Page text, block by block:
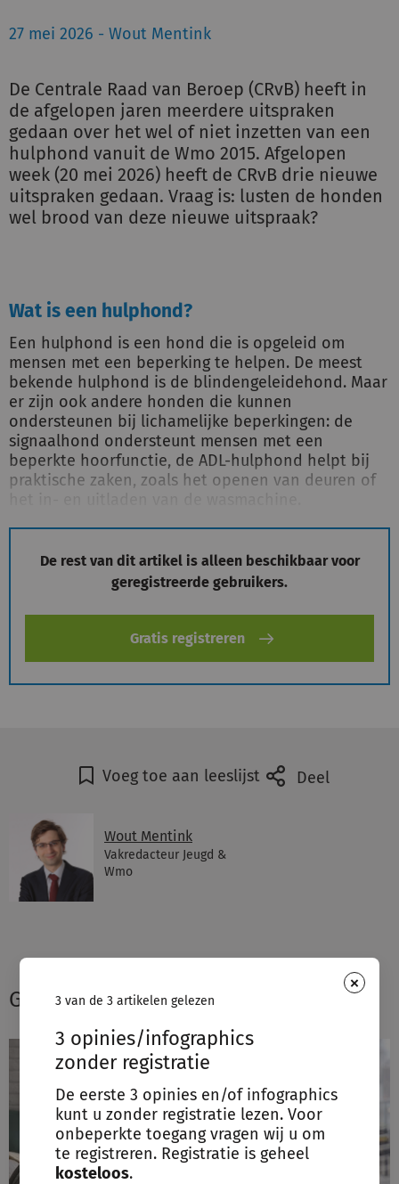
×
3 van de 3 artikelen gelezen
3 opinies/infographics
zonder registratie
De eerste 3 opinies en/of infographics
kunt u zonder registratie lezen. Voor
onbeperkte toegang vragen wij u om
te registreren. Registratie is geheel
kosteloos.
27 mei 2026 - Wout Mentink
De Centrale Raad van Beroep (CRvB) heeft in
de afgelopen jaren meerdere uitspraken
gedaan over het wel of niet inzetten van een
hulphond vanuit de Wmo 2015. Afgelopen
week (20 mei 2026) heeft de CRvB drie nieuwe
uitspraken gedaan. Vraag is: lusten de honden
wel brood van deze nieuwe uitspraak?
Wat is een hulphond?
Een hulphond is een hond die is opgeleid om
mensen met een beperking te helpen. De meest
bekende hulphond is de blindengeleidehond. Maar
er zijn ook andere honden die kunnen
ondersteunen bij lichamelijke beperkingen: de
signaalhond ondersteunt mensen met een
beperkte hoorfunctie, de ADL-hulphond helpt bij
praktische zaken, zoals het openen van deuren of
De rest van dit artikel is alleen beschikbaar voor
geregistreerde gebruikers.
Gratis registreren
Voeg toe aan leeslijst Deel
Wout Mentink
Vakredacteur Jeugd &
Wmo
Gerelateerde opinies